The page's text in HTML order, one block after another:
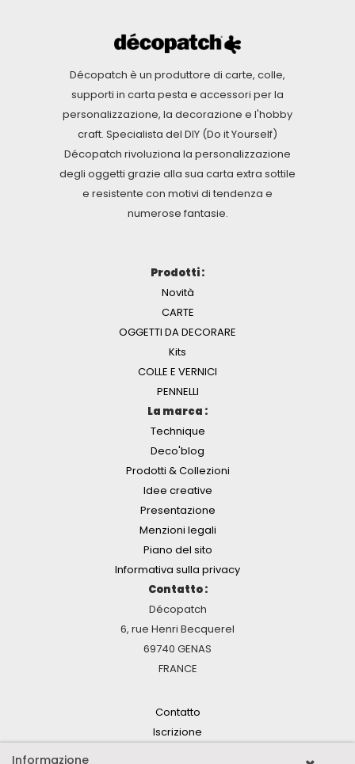
Décopatch è un produttore di carte, colle,
supporti in carta pesta e accessori per la
personalizzazione, la decorazione e l'hobby
craft. Specialista del DIY (Do it Yourself)
Décopatch rivoluziona la personalizzazione
degli oggetti grazie alla sua carta extra sottile
e resistente con motivi di tendenza e
numerose fantasie.
Prodotti :
Novità
CARTE
OGGETTI DA DECORARE
Kits
COLLE E VERNICI
PENNELLI
La marca :
Technique
Deco'blog
Prodotti & Collezioni
Idee creative
Presentazione
Menzioni legali
Piano del sito
Informativa sulla privacy
Contatto :
Décopatch
6, rue Henri Becquerel
69740 GENAS
FRANCE
Contatto
Iscrizione
Informazione